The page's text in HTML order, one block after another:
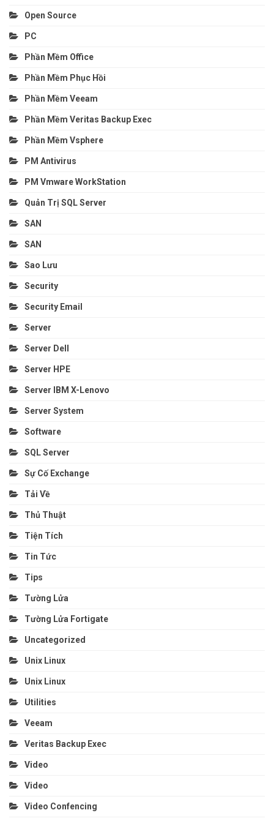
Open Source
PC
Phần Mềm Office
Phần Mềm Phục Hồi
Phần Mềm Veeam
Phần Mềm Veritas Backup Exec
Phần Mềm Vsphere
PM Antivirus
PM Vmware WorkStation
Quản Trị SQL Server
SAN
SAN
Sao Lưu
Security
Security Email
Server
Server Dell
Server HPE
Server IBM X-Lenovo
Server System
Software
SQL Server
Sự Cố Exchange
Tải Về
Thủ Thuật
Tiện Tích
Tin Tức
Tips
Tường Lửa
Tường Lửa Fortigate
Uncategorized
Unix Linux
Unix Linux
Utilities
Veeam
Veritas Backup Exec
Video
Video
Video Confencing